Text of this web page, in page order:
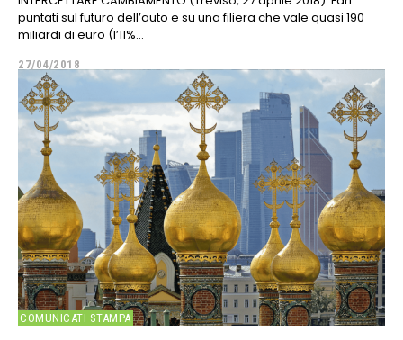
puntati sul futuro dell’auto e su una filiera che vale quasi 190
miliardi di euro (l’11%...
27/04/2018
COMUNICATI STAMPA